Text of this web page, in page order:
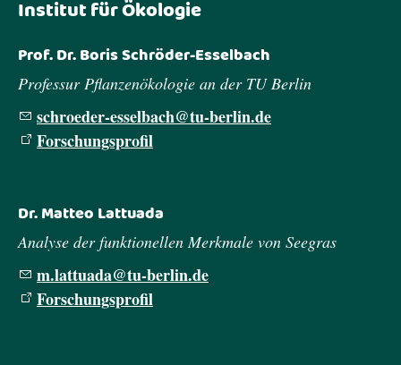
Institut für Ökologie
Prof. Dr. Boris Schröder-Esselbach
Professur Pflanzenökologie an der TU Berlin
schr d r- ss lb ch t -b rlnd
Forschungsprofil
Dr. Matteo Lattuada
Analyse der funktionellen Merkmale von Seegras
ml tt d t -b rlnd
Forschungsprofil